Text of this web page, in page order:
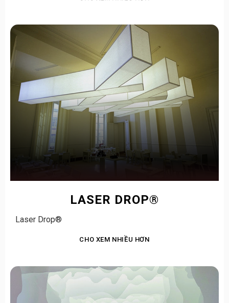
LASER DROP®
Laser Drop®
CHO XEM NHIỀU HƠN